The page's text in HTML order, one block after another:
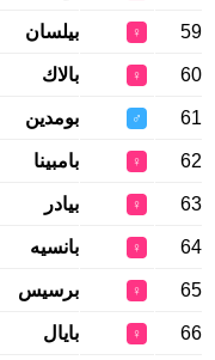
59
♀ بيلسان
60
♀ بالاك
61
♂ بومدين
62
♀ بامبينا
63
♀ بيادر
64
♀ بانسيه
65
♀ برسيس
66
♀ بايال